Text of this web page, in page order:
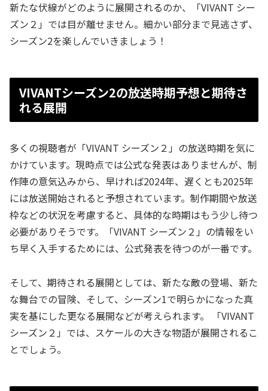
新たな伏線がどのように展開されるのか、「VIVANT シー
ズン２」では目が離せません。細かい部分まで見逃さず、
シーズン2を楽しんでいきましょう！
VIVANTシーズン2の放送時期予想と期待さ
れる展開
多くの視聴者が「VIVANT シーズン２」の放送時期を気に
かけています。現時点では公式な発表はありませんが、制
作陣の意気込みから、早ければ2024年、遅くとも2025年
には放送開始されると予想されています。制作期間や放送
枠などの状況を考慮すると、具体的な時期はもう少し待つ
必要がありそうです。「VIVANT シーズン２」の情報をい
ち早く入手するためには、公式発表を待つのが一番です。
そして、期待される展開としては、新たな敵の登場、新た
な舞台での冒険、そして、シーズン1で明らかになった真
実を基にした更なる展開などが考えられます。 「VIVANT
シーズン２」では、スケールの大きな物語が展開されるこ
とでしょう。